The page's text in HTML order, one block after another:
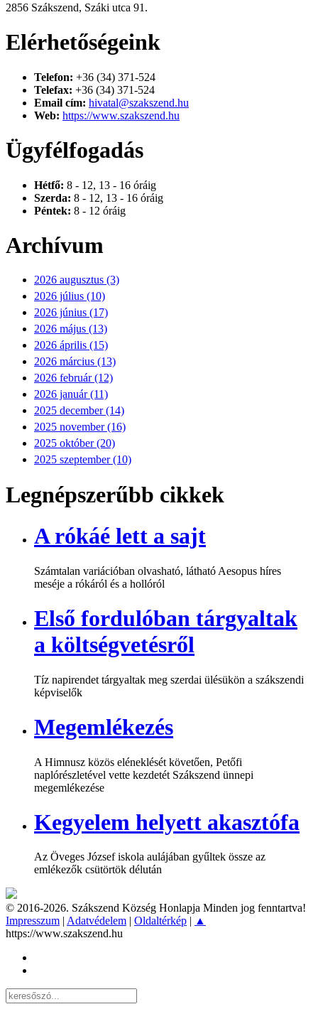
2856 Szákszend, Száki utca 91.
Elérhetőségeink
Telefon: +36 (34) 371-524
Telefax: +36 (34) 371-524
Email cím: hivatal@szakszend.hu
Web: https://www.szakszend.hu
Ügyfélfogadás
Hétfő: 8 - 12, 13 - 16 óráig
Szerda: 8 - 12, 13 - 16 óráig
Péntek: 8 - 12 óráig
Archívum
2026 augusztus (3)
2026 július (10)
2026 június (17)
2026 május (13)
2026 április (15)
2026 március (13)
2026 február (12)
2026 január (11)
2025 december (14)
2025 november (16)
2025 október (20)
2025 szeptember (10)
Legnépszerűbb cikkek
A rókáé lett a sajt
Számtalan variációban olvasható, látható Aesopus híres
meséje a rókáról és a hollóról
Első fordulóban tárgyaltak
a költségvetésről
Tíz napirendet tárgyaltak meg szerdai ülésükön a szákszendi
képviselők
Megemlékezés
A Himnusz közös eléneklését követően, Petőfi
naplórészletével vette kezdetét Szákszend ünnepi
megemlékezése
Kegyelem helyett akasztófa
Az Öveges József iskola aulájában gyűltek össze az
emlékezők csütörtök délután
© 2016-2026. Szákszend Község Honlapja Minden jog fenntartva!
Impresszum | Adatvédelem | Oldaltérkép | ▲
https://www.szakszend.hu